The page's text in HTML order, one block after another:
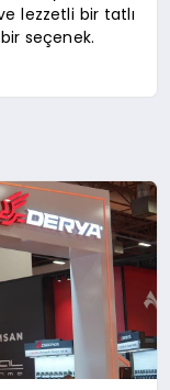
lezzetli bir tatlı
seçenek.